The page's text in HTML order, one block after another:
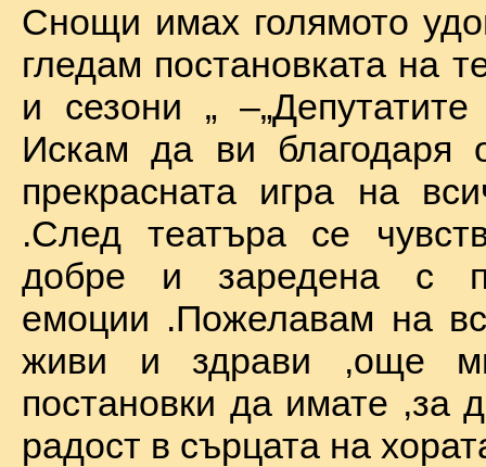
Снощи имах голямото
гледам постановката на
и сезони „
Искам да ви благодаря
прекрасната игра на
.След театъра се
добре и заредена с
емоции .Пожелавам на
живи и здрави ,още
постановки да имате ,за
радост в сърцата на